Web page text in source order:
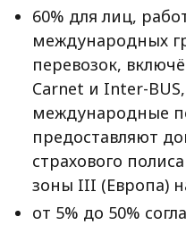
60% для лиц,
международных
перевозок,
Carnet и Inter-
международные
предоставляют
страхового
зоны III (Европа)
от 5% до 50%